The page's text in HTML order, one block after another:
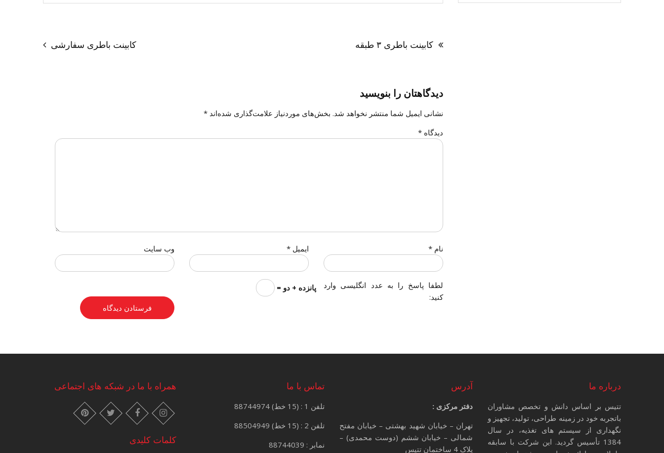
نوشته
کابینت باطری ۳ طبقه کابینت باطری سفارشی
دیدگاهتان را بنویسید
نشانی ایمیل شما منتشر نخواهد شد. بخش‌های موردنیاز علامت‌گذاری شده‌اند *
دیدگاه *
نام * ایمیل * وب‌ سایت
لطفا پاسخ را به عدد انگلیسی وارد
کنید:
پانزده + دو =
درباره ما
تتیس بر اساس دانش و تخصص مشاوران
باتجربه خود در زمینه طراحی، تولید، تجهیز و
نگهداری از سیستم های تغذیه، در سال
1384 تأسیس گردید. این شرکت با سابقه
آدرس
دفتر مرکزی :
تهران – خیابان شهید بهشتی – خیابان مفتح
شمالی – خیابان ششم (دوست محمدی) –
پلاک 4 ساختمان تتیس
تماس با ما
تلفن 1 : (15 خط) 88744974
تلفن 2 : (15 خط) 88504949
نمابر : 88744039
همراه با ما در شبکه های اجتماعی
instagram
facebook
twitter
pinterest
کلمات کلیدی